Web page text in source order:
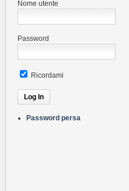
Nome utente
Password
Ricordami
Password persa